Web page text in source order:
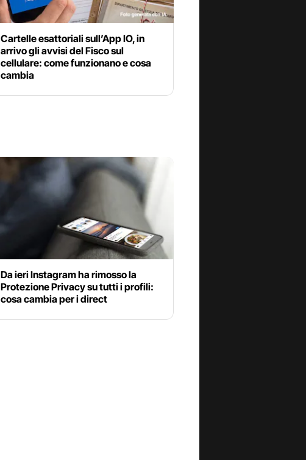
Cartelle esattoriali sull’App IO, in
arrivo gli avvisi del Fisco sul
cellulare: come funzionano e cosa
cambia
Da ieri Instagram ha rimosso la
Protezione Privacy su tutti i profili:
cosa cambia per i direct